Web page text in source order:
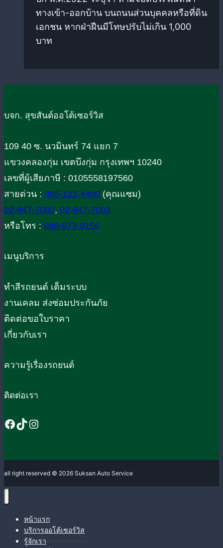
ทางเข้า-ออกบ้าน บนถนนส่วนบุคคลหรือที่ดิน
เอกชน หากฝ่าฝืนมีโทษปรับไม่เกิน 1,000
บาท
บจก. สุขสันต์ออโต้เซอร์วิส
109 40 ซ. นวมินทร์ 74 แยก 7
แขวงคลองกุ่ม เขตบึงกุ่ม กรุงเทพฯ 10240
เลขที่ผู้เสียภาษี : 0105558197560
สายด่วน : 085-122-4400 (คุณแซม)
02-947-7002, 02-947-7003
หรือโทร : 080-973-9156
เมนูบริการ
ทำสีรถยนต์ เต็มระบบ
งานเคลม ส่งซ่อมประกันภัย
ติดต่อขอใบราคา
เกี่ยวกับเรา
ความรู้เรื่องรถยนต์
ติดต่อเรา
Facebook
TikTokInstagram
all right reserved © 2026 Suksan Auto Service
หน้าแรก
บริการออโต้เซอร์วิส
รู้จักเรา